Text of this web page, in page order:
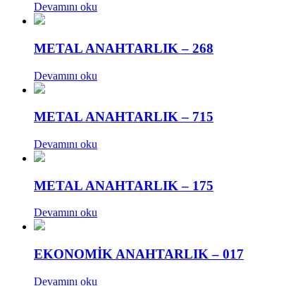
Devamını oku
METAL ANAHTARLIK – 268
Devamını oku
METAL ANAHTARLIK – 715
Devamını oku
METAL ANAHTARLIK – 175
Devamını oku
EKONOMİK ANAHTARLIK – 017
Devamını oku